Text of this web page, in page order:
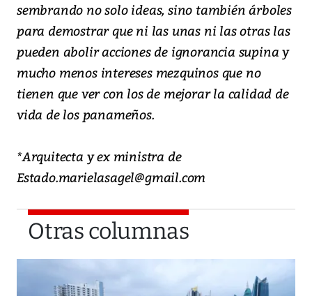
sembrando no solo ideas, sino también árboles
para demostrar que ni las unas ni las otras las
pueden abolir acciones de ignorancia supina y
mucho menos intereses mezquinos que no
tienen que ver con los de mejorar la calidad de
vida de los panameños.
*Arquitecta y ex ministra de
Estado.marielasagel@gmail.com
Otras columnas